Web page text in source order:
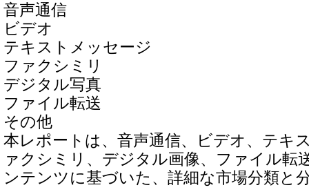
音声通信
ビデオ
テキストメッセージ
ファクシミリ
デジタル写真
ファイル転送
その他
本レポートは、音声通信、ビデオ、テキ
ァクシミリ、デジタル画像、ファイル転
ンテンツに基づいた、詳細な市場分類と